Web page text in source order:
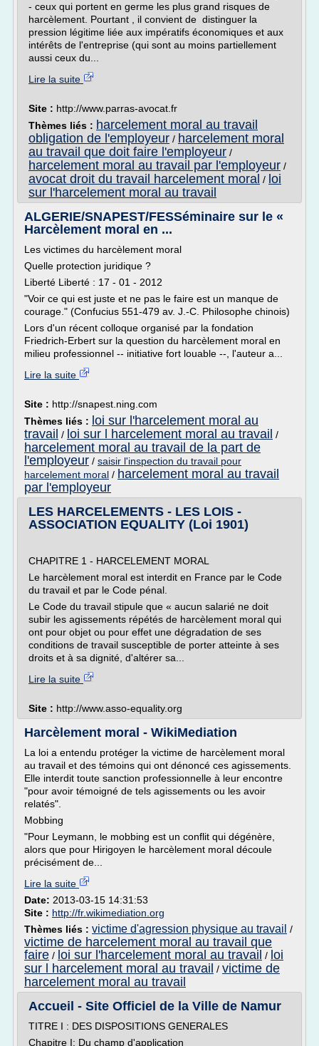
- ceux qui portent en germe les plus grand risques de
harcèlement. Pourtant , il convient de distinguer la
pression légitime liée aux impératifs économiques et aux
intérêts de l'entreprise (qui sont au moins partiellement
aussi ceux du...
Lire la suite
Site : http://www.parras-avocat.fr
Thèmes liés : harcelement moral au travail
obligation de l'employeur / harcelement moral
au travail que doit faire l'employeur /
harcelement moral au travail par l'employeur /
avocat droit du travail harcelement moral / loi
sur l'harcelement moral au travail
ALGERIE/SNAPEST/FESSéminaire sur le «
Harcèlement moral en ...
Les victimes du harcèlement moral
Quelle protection juridique ?
Liberté Liberté : 17 - 01 - 2012
"Voir ce qui est juste et ne pas le faire est un manque de
courage." (Confucius 551-479 av. J.-C. Philosophe chinois)
Lors d'un récent colloque organisé par la fondation
Friedrich-Erbert sur la question du harcèlement moral en
milieu professionnel -- initiative fort louable --, l'auteur a...
Lire la suite
Site : http://snapest.ning.com
Thèmes liés : loi sur l'harcelement moral au
travail / loi sur l harcelement moral au travail /
harcelement moral au travail de la part de
l'employeur / saisir l'inspection du travail pour
harcelement moral / harcelement moral au travail
par l'employeur
LES HARCELEMENTS - LES LOIS -
ASSOCIATION EQUALITY (Loi 1901)
CHAPITRE 1 - HARCELEMENT MORAL
Le harcèlement moral est interdit en France par le Code
du travail et par le Code pénal.
Le Code du travail stipule que « aucun salarié ne doit
subir les agissements répétés de harcèlement moral qui
ont pour objet ou pour effet une dégradation de ses
conditions de travail susceptible de porter atteinte à ses
droits et à sa dignité, d'altérer sa...
Lire la suite
Site : http://www.asso-equality.org
Harcèlement moral - WikiMediation
La loi a entendu protéger la victime de harcèlement moral
au travail et des témoins qui ont dénoncé ces agissements.
Elle interdit toute sanction professionnelle à leur encontre
"pour avoir témoigné de tels agissements ou les avoir
relatés".
Mobbing
"Pour Leymann, le mobbing est un conflit qui dégénère,
alors que pour Hirigoyen le harcèlement moral découle
précisément de...
Lire la suite
Date: 2013-03-15 14:31:53
Site : http://fr.wikimediation.org
Thèmes liés : victime d'agression physique au travail /
victime de harcelement moral au travail que
faire / loi sur l'harcelement moral au travail / loi
sur l harcelement moral au travail / victime de
harcelement moral au travail
Accueil - Site Officiel de la Ville de Namur
TITRE I : DES DISPOSITIONS GENERALES
Chapitre I: Du champ d'application